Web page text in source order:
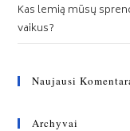
Kas lemią mūsų
vaikus?
Naujausi
Archyvai